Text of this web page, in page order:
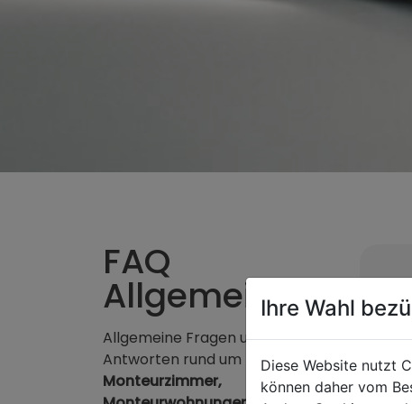
FAQ
Allgemein
Allgemeine Fragen und
Antworten rund um
Monteurzimmer,
Ihre Wahl
Diese Website nutzt
können daher vom